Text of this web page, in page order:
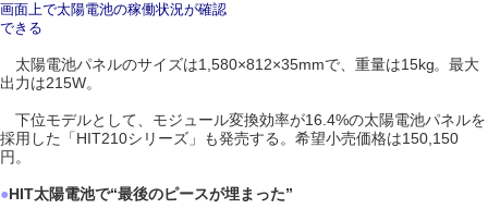
画面上で太陽電池の稼働状況が確認
できる
太陽電池パネルのサイズは1,580×812×35mmで、重量は15kg。最大
出力は215W。
下位モデルとして、モジュール変換効率が16.4%の太陽電池パネルを
採用した「HIT210シリーズ」も発売する。希望小売価格は150,150
円。
●HIT太陽電池で“最後のピースが埋まった”